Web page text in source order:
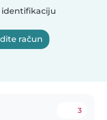
identifikaciju
račun
3